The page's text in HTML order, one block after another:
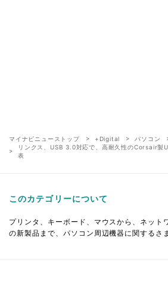
マイナビニューストップ +Digital パソコン
リンクス、USB 3.0対応で、高耐久性のCorsair製
表
このカテゴリーについて
プリンタ、キーボード、マウスから、ネット
の新製品まで、パソコン周辺機器に関するさ